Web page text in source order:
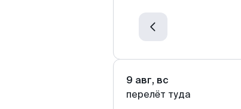
9 авг, вс
перелёт туда